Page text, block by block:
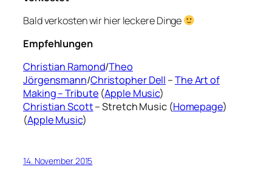
Bald verkosten wir hier leckere Dinge
Empfehlungen
Christian Ramond/Theo
Jörgensmann/Christopher Dell –The Art of
Making – Tribute (Apple Music)
Christian Scott– Stretch Music (Homepage)
(Apple Music)
14. November 2015